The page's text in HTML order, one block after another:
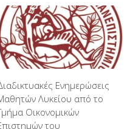
Ενημερώσεις
Λυκείου από το
Οικονομικών
του